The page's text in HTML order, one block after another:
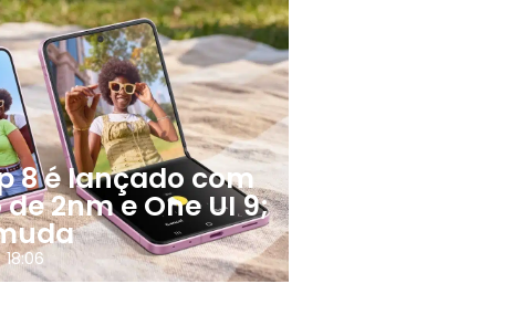
8 é lançado com
2nm e One UI 9;
18:06